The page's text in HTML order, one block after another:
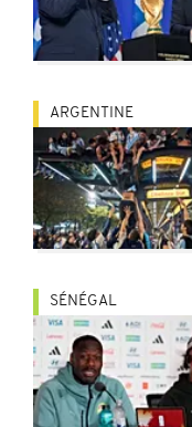
ARGENTINE
SÉNÉGAL